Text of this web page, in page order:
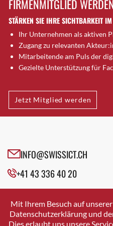
Brugg AG
Brütten
Bubendorf
Bubikon
Buchs (SG)
Bäretswil
Bülach
Cazis
Crissier
Davos Platz
Dierikon
Dietikon
FIRMENMITGLIED
STÄRKEN SIE IHRE SICHTBARKEIT
Ihr Unternehmen als aktiven
Zugang zu relevanten
Mitarbeitende am Puls der
Gezielte Unterstützung für
Jetzt Mitglied werden
INFO@SWISSICT.CH
+41 43 336 40 20
SWISSICT
VULKANSTRASSE 120
8048 ZURICH
Mit Ihrem Besuch auf
Datenschutzerklärung und
Dies erlaubt uns unsere